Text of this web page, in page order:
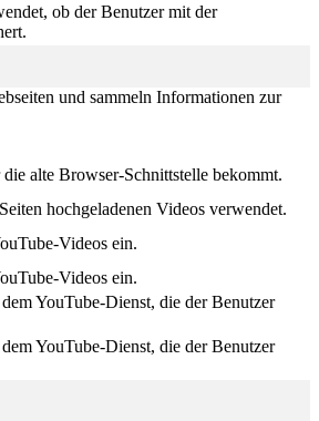
ob der Benutzer mit der
und sammeln Informationen zur
alte Browser-Schnittstelle bekommt.
hochgeladenen Videos verwendet.
Videos ein.
Videos ein.
YouTube-Dienst, die der Benutzer
YouTube-Dienst, die der Benutzer